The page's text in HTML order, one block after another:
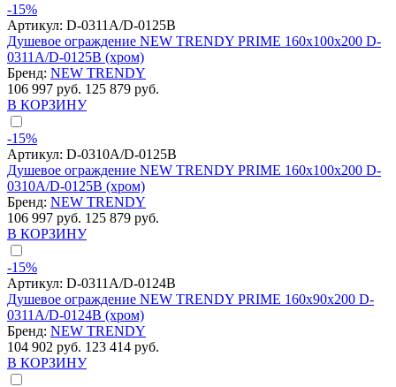
-15%
Артикул: D-0311A/D-0125B
Душевое ограждение NEW TRENDY PRIME 160x100x200 D-
0311A/D-0125B (хром)
Бренд: NEW TRENDY
106 997 руб. 125 879 руб.
В КОРЗИНУ
-15%
Артикул: D-0310A/D-0125B
Душевое ограждение NEW TRENDY PRIME 160x100x200 D-
0310A/D-0125B (хром)
Бренд: NEW TRENDY
106 997 руб. 125 879 руб.
В КОРЗИНУ
-15%
Артикул: D-0311A/D-0124B
Душевое ограждение NEW TRENDY PRIME 160x90x200 D-
0311A/D-0124B (хром)
Бренд: NEW TRENDY
104 902 руб. 123 414 руб.
В КОРЗИНУ